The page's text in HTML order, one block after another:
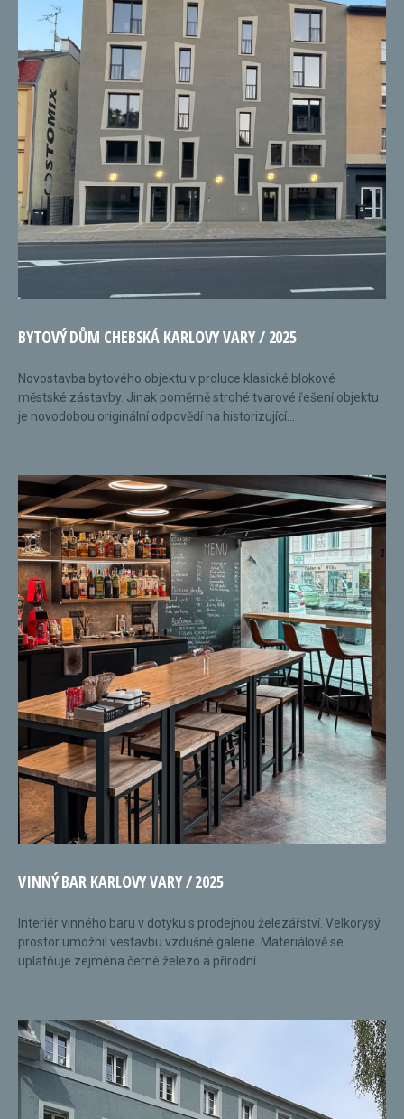
BYTOVÝ DŮM CHEBSKÁ KARLOVY VARY / 2025
Novostavba bytového objektu v proluce klasické blokové
městské zástavby. Jinak poměrně strohé tvarové řešení objektu
je novodobou originální odpovědí na historizující...
VINNÝ BAR KARLOVY VARY / 2025
Interiér vinného baru v dotyku s prodejnou železářství. Velkorysý
prostor umožnil vestavbu vzdušné galerie. Materiálově se
uplatňuje zejména černé železo a přírodní...